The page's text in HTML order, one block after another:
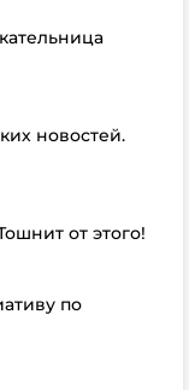
новостей.
от этого!
по